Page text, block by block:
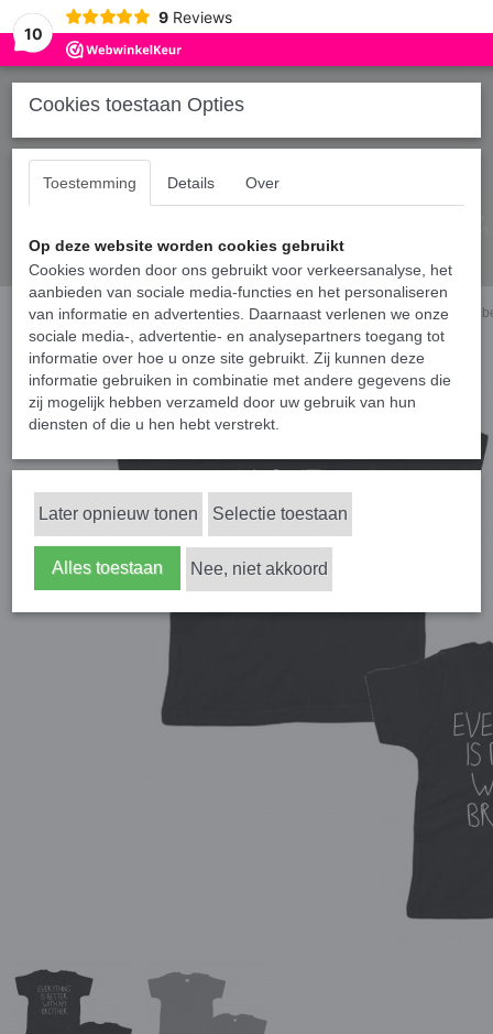
10
9 Reviews
Home › Shirts broer en/of zus › Matching T-shirts voor broers - Everything is
Cookies toestaan Opties
Toestemming Details Over
Op deze website worden cookies gebruikt
Cookies worden door ons gebruikt voor verkeersanalyse, het
aanbieden van sociale media-functies en het personaliseren
van informatie en advertenties. Daarnaast verlenen we onze
sociale media-, advertentie- en analysepartners toegang tot
informatie over hoe u onze site gebruikt. Zij kunnen deze
informatie gebruiken in combinatie met andere gegevens die
zij mogelijk hebben verzameld door uw gebruik van hun
diensten of die u hen hebt verstrekt.
Later opnieuw tonen Selectie toestaan
Alles toestaan Nee, niet akkoord